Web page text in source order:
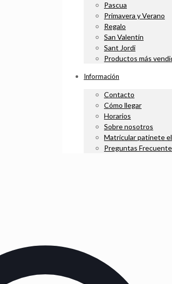
Pascua
Primavera y Verano
Regalo
San Valentín
Sant Jordi
Productos más
Información
Contacto
Cómo llegar
Horarios
Sobre nosotros
Matricular patinete
Preguntas